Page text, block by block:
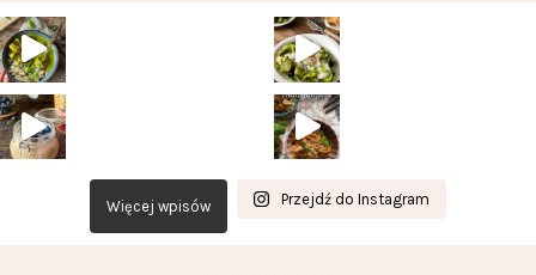
Więcej wpisów Przejdź do Instagram